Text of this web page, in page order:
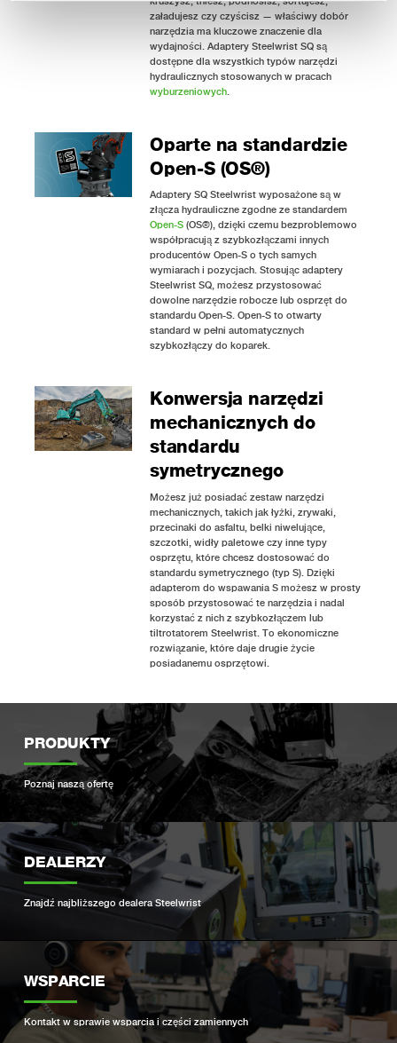
załadujesz czy czyścisz — właściwy dobór
narzędzia ma kluczowe znaczenie dla
wydajności. Adaptery Steelwrist SQ są
dostępne dla wszystkich typów narzędzi
hydraulicznych stosowanych w pracach
wyburzeniowych.
Oparte na standardzie
Open-S (OS®)
Adaptery SQ Steelwrist wyposażone są w
złącza hydrauliczne zgodne ze standardem
Open-S(OS®), dzięki czemu bezproblemowo
współpracują z szybkozłączami innych
producentów Open-S o tych samych
wymiarach i pozycjach. Stosując adaptery
Steelwrist SQ, możesz przystosować
dowolne narzędzie robocze lub osprzęt do
standardu Open-S. Open-S to otwarty
standard w pełni automatycznych
szybkozłączy do koparek.
Konwersja narzędzi
mechanicznych do
standardu
symetrycznego
Możesz już posiadać zestaw narzędzi
mechanicznych, takich jak łyżki, zrywaki,
przecinaki do asfaltu, belki niwelujące,
szczotki, widły paletowe czy inne typy
osprzętu, które chcesz dostosować do
standardu symetrycznego (typ S). Dzięki
adapterom do wspawania S możesz w prosty
sposób przystosować te narzędzia i nadal
korzystać z nich z szybkozłączem lub
tiltrotatorem Steelwrist. To ekonomiczne
rozwiązanie, które daje drugie życie
posiadanemu osprzętowi.
PRODUKTY
Poznaj naszą ofertę
DEALERZY
Znajdź najbliższego dealera Steelwrist
WSPARCIE
Kontakt w sprawie wsparcia i części zamiennych